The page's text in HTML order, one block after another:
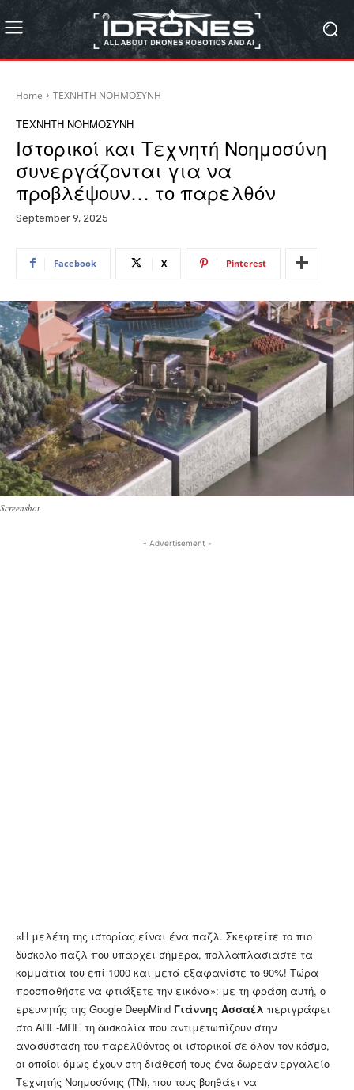
Home ΤΕΧΝΗΤΗ ΝΟΗΜΟΣΥΝΗ
ΤΕΧΝΗΤΗ ΝΟΗΜΟΣΥΝΗ
Iστορικοί και Τεχνητή Νοημοσύνη
συνεργάζονται για να
προβλέψουν… το παρελθόν
September 9, 2025
Facebook X Pinterest
Screenshot
- Advertisement -
«Η μελέτη της ιστορίας είναι ένα παζλ. Σκεφτείτε το πιο
δύσκολο παζλ που υπάρχει σήμερα, πολλαπλασιάστε τα
κομμάτια του επί 1000 και μετά εξαφανίστε το 90%! Τώρα
προσπαθήστε να φτιάξετε την εικόνα»: με τη φράση αυτή, ο
ερευνητής της Google DeepΜind Γιάννης Ασσαέλ περιγράφει
στο ΑΠΕ-ΜΠΕ τη δυσκολία που αντιμετωπίζουν στην
ανασύσταση του παρελθόντος οι ιστορικοί σε όλον τον κόσμο,
οι οποίοι όμως έχουν στη διάθεσή τους ένα δωρεάν εργαλείο
Τεχνητής Νοημοσύνης (ΤΝ), που τους βοηθάει να